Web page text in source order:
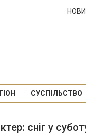
СУСПІЛЬСТВО
сніг у